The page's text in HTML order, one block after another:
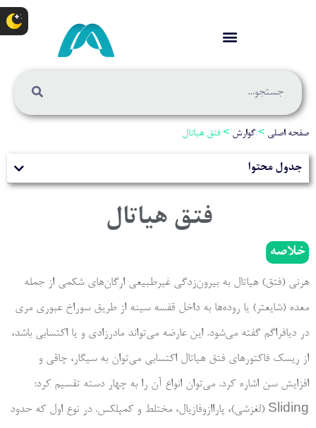
صفحه اصلی > گوارش > فتق هیاتال
جدول محتوا
فتق هیاتال
خلاصه
هرنی (فتق) هیاتال به بیرون‌زدگی غیرطبیعی ارگان‌های شکمی از جمله
معده (شایعتر) یا روده‌ها به داخل قفسه سینه از طریق سوراخ عبوری مری
در دیافراگم گفته می‌شود. این عارضه می‌تواند مادرزادی و یا اکتسابی باشد،
از ریسک فاکتورهای فتق هیاتال اکتسابی می‌توان به سیگار، چاقی و
افزایش سن اشاره کرد. می‌توان انواع آن را به چهار دسته تقسیم کرد:
Sliding (لغزشی)، پاراازوفازیال، مختلط و کمپلکس. در نوع اول که حدود